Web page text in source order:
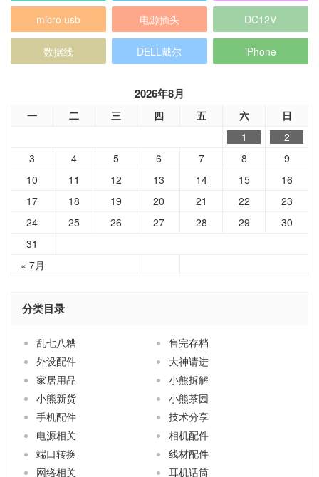
micro usb 电源插头 DC12V
数据线 DELL戴尔 iPhone
2026年8月
一 二 三 四 五 六 日
« 7月
1
2
3
4 5 6 7 8
9
10
11 12 13 14 15
16
17
18 19 20 21 22
23
24
25 26 27 28 29
30
31
分类目录
乱七八糟
售完存档
外设配件
大神请进
家居用品
小熊拆解
小熊新货
小熊茶园
手机配件
技术分享
电源相关
相机配件
端口转换
线材配件
网络相关
耳机话筒